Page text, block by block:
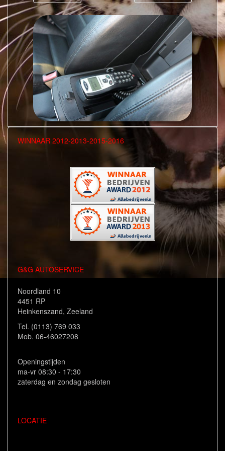
WINNAAR 2012-2013-2015-2016
G&G AUTOSERVICE
Noordland 10
4451 RP
Heinkenszand, Zeeland
Tel. (0113) 769 033
Mob. 06-46027208
Openingstijden
ma-vr 08:30 - 17:30
zaterdag en zondag gesloten
LOCATIE